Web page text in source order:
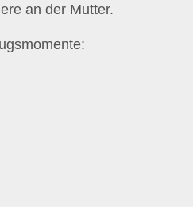
an der Mutter.